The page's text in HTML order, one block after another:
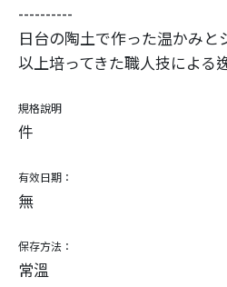
----------
日台の陶土で作った温かみ
以上培ってきた職人技による
規格說明
件
有效日期：
無
保存方法：
常溫